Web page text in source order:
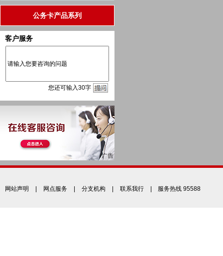
公务卡产品系列
客户服务
您还可输入30字
网站声明 网点服务 分支机构 联系我行 | 服务热线 95588